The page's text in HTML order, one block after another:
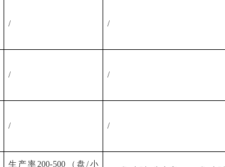
/ /
/ /
/ /
生产率200-500 （盘 /小